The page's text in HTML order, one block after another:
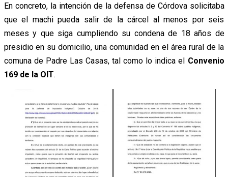
En concreto, la intención de la defensa de Córdova solicitaba
que el machi pueda salir de la cárcel al menos por seis
meses y que siga cumpliendo su condena de 18 años de
presidio en su domicilio, una comunidad en el área rural de la
comuna de Padre Las Casas, tal como lo indica el Convenio
169 de la OIT.